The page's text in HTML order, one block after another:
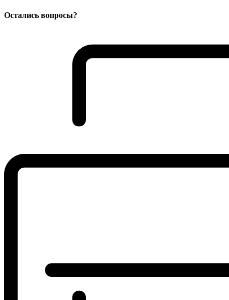
Остались вопросы?